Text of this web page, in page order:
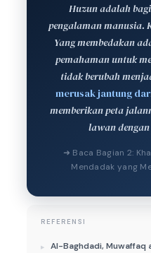
Huzun adalah
pengalaman manusia.
Yang membedakan
pemahaman untuk
tidak berubah
merusak jantung
memberikan peta
lawan
➜ Baca Bagian 2:
Mendadak yang
REFERENSI
Al-Baghdadi, Muwaffaq